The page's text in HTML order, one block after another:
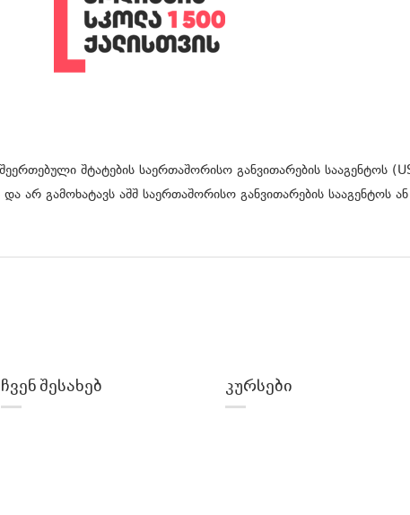
შტატების საერთაშორისო განვითარების სააგენტოს
არ გამოხატავს აშშ საერთაშორისო განვითარების სააგენტოს
ჩვენ შესახებ კურსები